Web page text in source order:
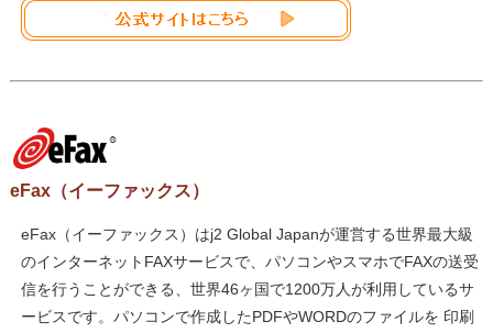
eFax（イーファックス）
eFax（イーファックス）はj2 Global Japanが運営する世界最大級
のインターネットFAXサービスで、パソコンやスマホでFAXの送受
信を行うことができる、世界46ヶ国で1200万人が利用しているサ
ービスです。パソコンで作成したPDFやWORDのファイルを 印刷